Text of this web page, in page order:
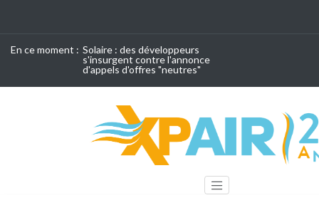
En ce moment : Solaire : des développeurs
s'insurgent contre l'annonce
d'appels d'offres "neutres"